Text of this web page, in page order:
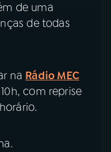
de uma
de todas
na Rádio MEC
com reprise